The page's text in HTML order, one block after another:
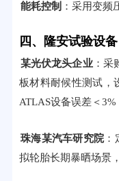
能耗控制 ：采用变频
四、隆安试验设
某光伏龙头企业：采
板材料耐候性测试，
ATLAS设备误差＜3%
珠海某汽车研究院：
拟轮胎长期暴晒场景